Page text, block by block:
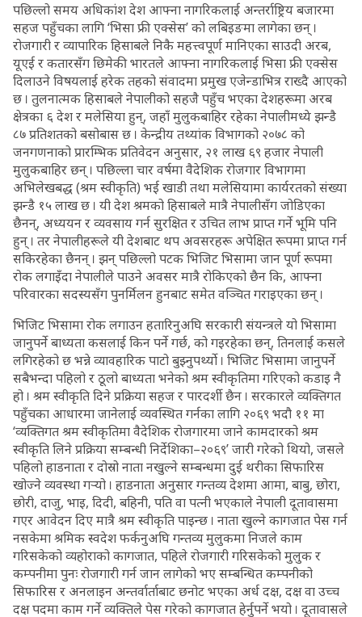
पछिल्लो समय अधिकांश देश आफ्ना नागरिकलाई अन्तर्राष्ट्रिय बजारमा
सहज पहुँचका लागि ‘भिसा फ्री एक्सेस’ को लबिइङमा लागेका छन् ।
रोजगारी र व्यापारिक हिसाबले निकै महत्त्वपूर्ण मानिएका साउदी अरब,
यूएई र कतारसँग छिमेकी भारतले आफ्ना नागरिकलाई भिसा फ्री एक्सेस
दिलाउने विषयलाई हरेक तहको संवादमा प्रमुख एजेन्डाभित्र राख्दै आएको
छ । तुलनात्मक हिसाबले नेपालीको सहजै पहुँच भएका देशहरूमा अरब
क्षेत्रका ६ देश र मलेसिया हुन्, जहाँ मुलुकबाहिर रहेका नेपालीमध्ये झन्डै
८७ प्रतिशतको बसोबास छ । केन्द्रीय तथ्यांक विभागको २०७८ को
जनगणनाको प्रारम्भिक प्रतिवेदन अनुसार, २१ लाख ६९ हजार नेपाली
मुलुकबाहिर छन् । पछिल्ला चार वर्षमा वैदेशिक रोजगार विभागमा
अभिलेखबद्ध (श्रम स्वीकृति) भई खाडी तथा मलेसियामा कार्यरतको संख्या
झन्डै १५ लाख छ । यी देश श्रमको हिसाबले मात्रै नेपालीसँग जोडिएका
छैनन्, अध्ययन र व्यवसाय गर्न सुरक्षित र उचित लाभ प्राप्त गर्ने भूमि पनि
हुन् । तर नेपालीहरूले यी देशबाट थप अवसरहरू अपेक्षित रूपमा प्राप्त गर्न
सकिरहेका छैनन् । झन् पछिल्लो पटक भिजिट भिसामा जान पूर्ण रूपमा
रोक लगाइँदा नेपालीले पाउने अवसर मात्रै रोकिएको छैन कि, आफ्ना
परिवारका सदस्यसँग पुनर्मिलन हुनबाट समेत वञ्चित गराइएका छन् ।
भिजिट भिसामा रोक लगाउन हतारिनुअघि सरकारी संयन्त्रले यो भिसामा
जानुपर्ने बाध्यता कसलाई किन पर्ने गर्छ, को गइरहेका छन्, तिनलाई कसले
लगिरहेको छ भन्ने व्यावहारिक पाटो बुझ्नुपर्थ्यो । भिजिट भिसामा जानुपर्ने
सबैभन्दा पहिलो र ठूलो बाध्यता भनेको श्रम स्वीकृतिमा गरिएको कडाइ नै
हो । श्रम स्वीकृति दिने प्रक्रिया सहज र पारदर्शी छैन । सरकारले व्यक्तिगत
पहुँचका आधारमा जानेलाई व्यवस्थित गर्नका लागि २०६९ भदौ ११ मा
‘व्यक्तिगत श्रम स्वीकृतिमा वैदेशिक रोजगारमा जाने कामदारको श्रम
स्वीकृति लिने प्रक्रिया सम्बन्धी निर्देशिका–२०६९’ जारी गरेको थियो, जसले
पहिलो हाडनाता र दोस्रो नाता नखुल्ने सम्बन्धमा दुई थरीका सिफारिस
खोज्ने व्यवस्था गर्‍यो । हाडनाता अनुसार गन्तव्य देशमा आमा, बाबु, छोरा,
छोरी, दाजु, भाइ, दिदी, बहिनी, पति वा पत्नी भएकाले नेपाली दूतावासमा
गएर आवेदन दिए मात्रै श्रम स्वीकृति पाइन्छ । नाता खुल्ने कागजात पेस गर्न
नसकेमा श्रमिक स्वदेश फर्कनुअघि गन्तव्य मुलुकमा निजले काम
गरिसकेको व्यहोराको कागजात, पहिले रोजगारी गरिसकेको मुलुक र
कम्पनीमा पुनः रोजगारी गर्न जान लागेको भए सम्बन्धित कम्पनीको
सिफारिस र अनलाइन अन्तर्वार्ताबाट छनोट भएका अर्ध दक्ष, दक्ष वा उच्च
दक्ष पदमा काम गर्ने व्यक्तिले पेस गरेको कागजात हेर्नुपर्ने भयो । दूतावासले